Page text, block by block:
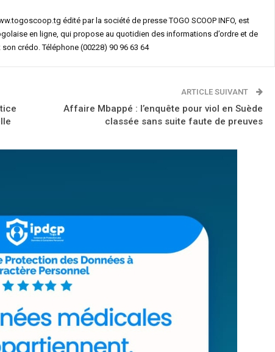
édité par la société de presse TOGO SCOOP INFO, est
en ligne, qui propose au quotidien des informations d’ordre et de
crédo. Téléphone (00228) 90 96 63 64
ARTICLE SUIVANT
Affaire Mbappé : l’enquête pour viol en Suède
classée sans suite faute de preuves